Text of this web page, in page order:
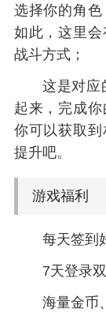
选择你的角
如此，这里
战斗方式；
这是对应
起来，完成你
你可以获取
提升吧。
游戏福利
每天签到
7天登录
海量金币